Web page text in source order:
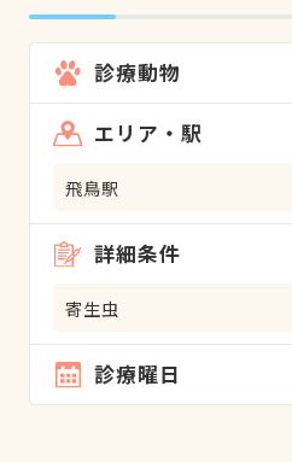
診療動物
エリア・駅
飛鳥駅
詳細条件
寄生虫
診療曜日